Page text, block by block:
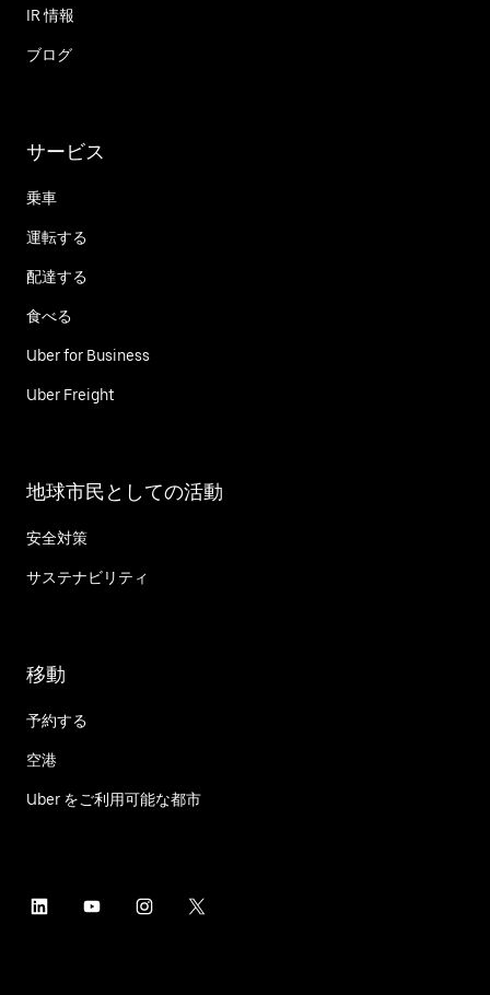
IR 情報
ブログ
サービス
乗車
運転する
配達する
食べる
Uber for Business
Uber Freight
地球市民としての活動
安全対策
サステナビリティ
移動
予約する
空港
Uber をご利用可能な都市